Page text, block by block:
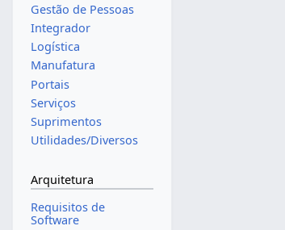
Gestão de Pessoas
Integrador
Logística
Manufatura
Portais
Serviços
Suprimentos
Utilidades/Diversos
Arquitetura
Requisitos de
Software